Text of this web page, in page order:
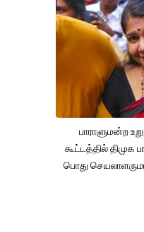
பாராளுமன்ற
கூட்டத்தில் திமுக
பொது